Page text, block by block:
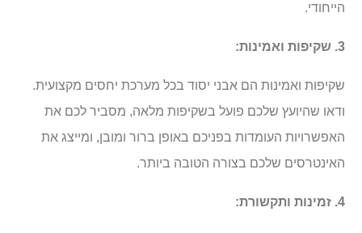
הייחודי.
3. שקיפות ואמינות:
שקיפות ואמינות הם אבני יסוד בכל מערכת יחסים מקצועית.
ודאו שהיועץ שלכם פועל בשקיפות מלאה, מסביר לכם את
האפשרויות העומדות בפניכם באופן ברור ומובן, ומייצג את
האינטרסים שלכם בצורה הטובה ביותר.
4. זמינות ותקשורת: